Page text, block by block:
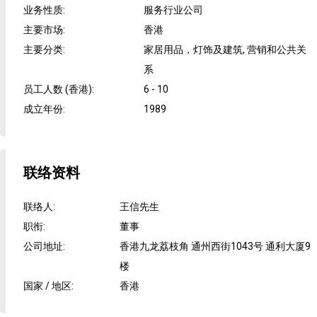
业务性质:
服务行业公司
主要市场:
香港
主要分类:
家居用品，灯饰及建筑, 营销和公共关
系
员工人数 (香港):
6 - 10
成立年份: 1989
联络资料
联络人:
王信先生
职衔:
董事
公司地址:
香港九龙荔枝角 通州西街1043号 通利大厦9
楼
国家 / 地区: 香港